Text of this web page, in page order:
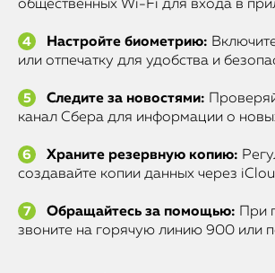
общественных Wi-Fi для входа в
Настройте биометрию:
или отпечатку для удобства и
Следите за новостями:
канал Сбера для информации о
Храните резервную копию:
создавайте копии данных через
Обращайтесь за помощью: При
звоните на горячую линию 900 или